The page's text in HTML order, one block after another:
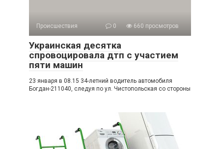
Происшествия 0 660 просмотров
Украинская десятка
спровоцировала дтп с участием
пяти машин
23 января в 08.15 34-летний водитель автомобиля
Богдан-211040, следуя по ул. Чистопольская со стороны